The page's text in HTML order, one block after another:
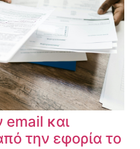
email και
την εφορία το